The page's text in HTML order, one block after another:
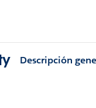
Descripción